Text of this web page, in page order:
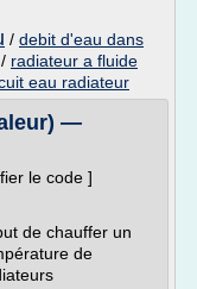
/ debit d'eau dans
/ radiateur a fluide
eau radiateur
—
le code ]
de chauffer un
de